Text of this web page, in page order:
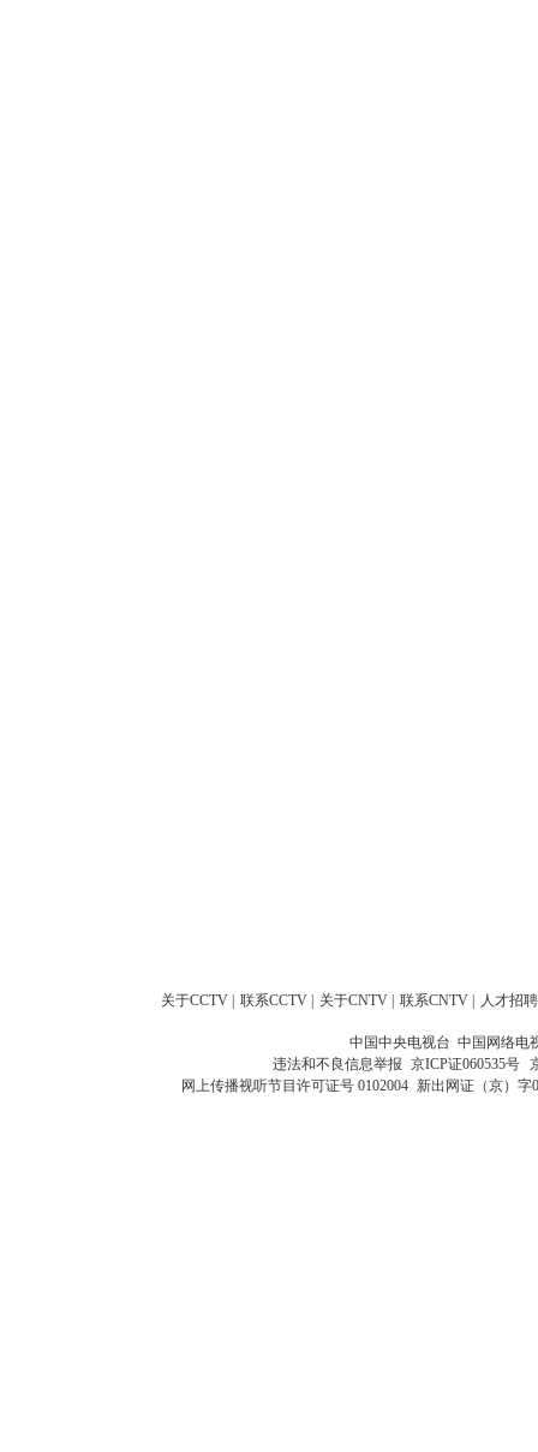
关于CCTV 联系CCTV 关于CNTV 联系CNTV 人才招聘
中国中央电视台 中国网络电
违法和不良信息举报 京ICP证060535号
网上传播视听节目许可证号 0102004 新出网证（京）